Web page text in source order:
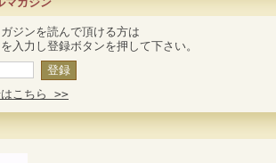
ジンを読んで頂ける方は
入力し登録ボタンを押して下さい。
はこちら >>